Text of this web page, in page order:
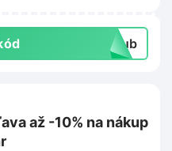
club
až -10% na nákup